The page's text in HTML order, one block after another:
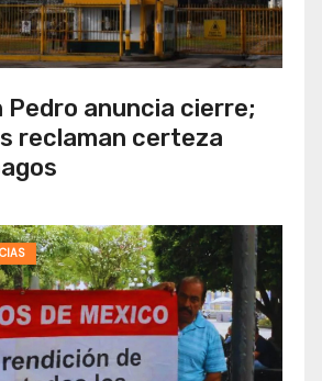
Pedro anuncia cierre;
reclaman certeza